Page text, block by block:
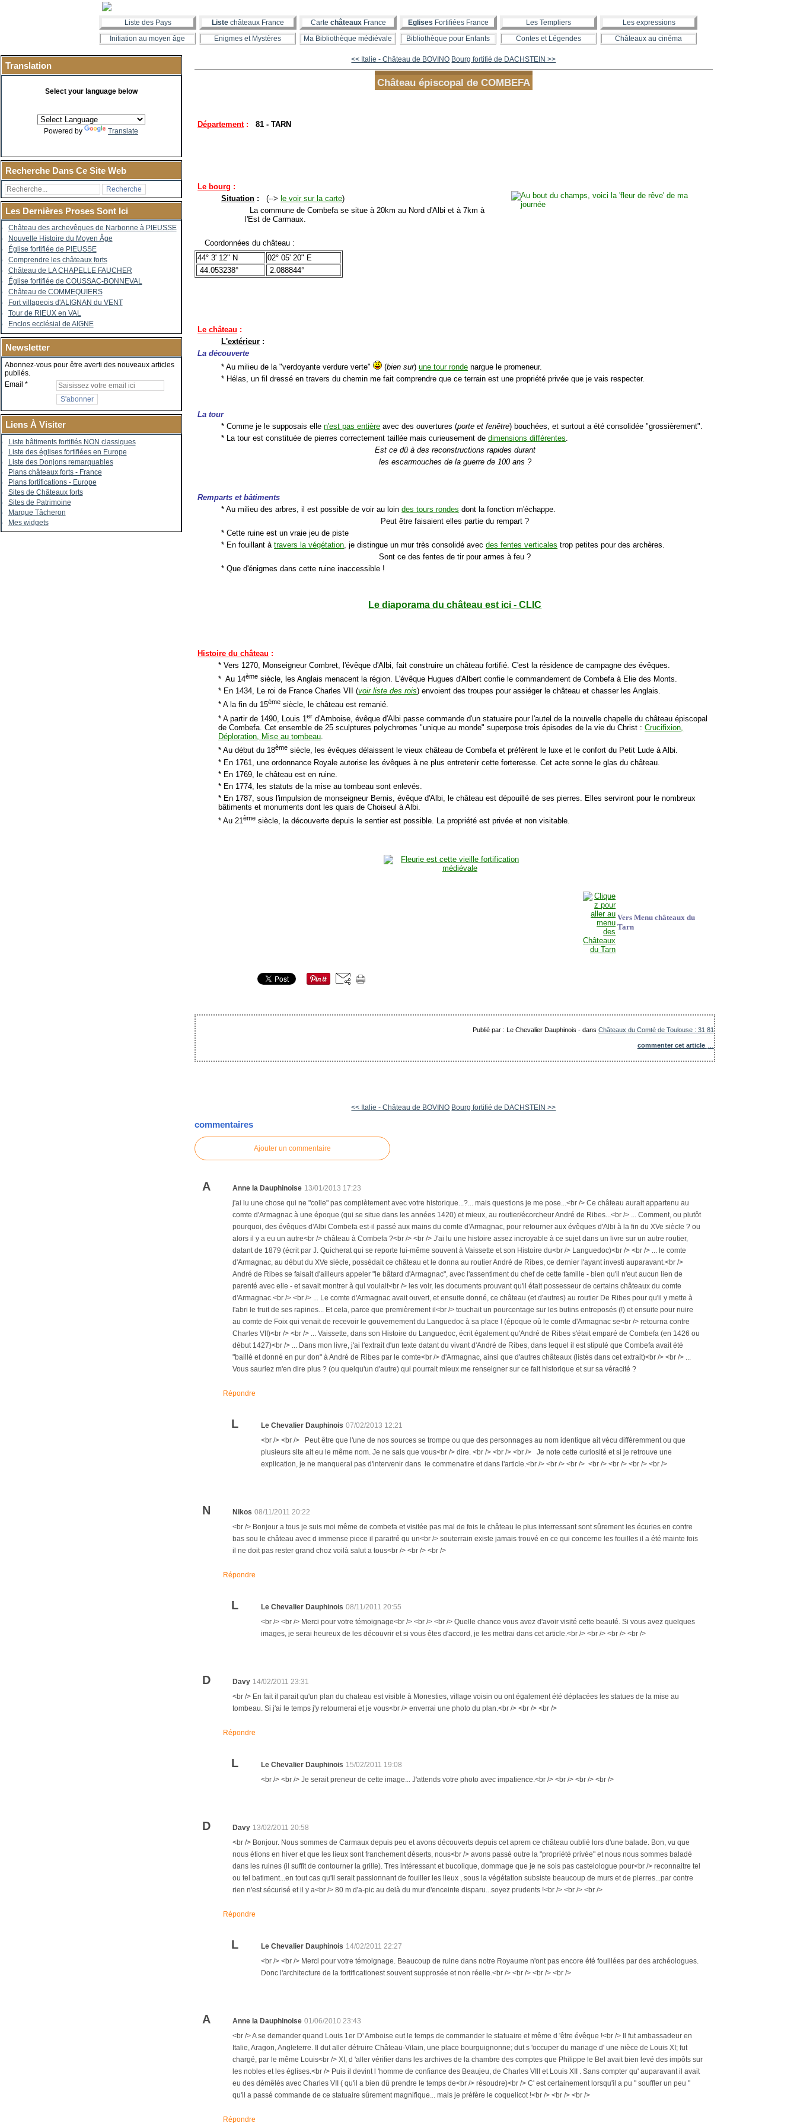
Liste des Pays Liste châteaux France Carte châteauxFrance Eglises Fortifiées France Les Templiers
Les expressions
Initiation au moyen âge
Enigmes et Mystères Ma Bibliothèque médiévale Bibliothèque pour Enfants Contes et Légendes Châteaux au cinéma
Translation
Select your language below
Powered by Translate
Recherche Dans Ce Site Web
Les Dernières Proses Sont Ici
Château des archevêques de Narbonne à PIEUSSE
Nouvelle Histoire du Moyen Âge
Église fortifiée de PIEUSSE
Comprendre les châteaux forts
Château de LA CHAPELLE FAUCHER
Église fortifiée de COUSSAC-BONNEVAL
Château de COMMEQUIERS
Fort villageois d'ALIGNAN du VENT
Tour de RIEUX en VAL
Enclos ecclésial de AIGNE
Newsletter
Abonnez-vous pour être averti des nouveaux articles
publiés.
Email
Liens À Visiter
Liste bâtiments fortifiés NON classiques
Liste des églises fortifiées en Europe
Liste des Donjons remarquables
Plans châteaux forts - France
Plans fortifications - Europe
Sites de Châteaux forts
Sites de Patrimoine
Marque Tâcheron
Mes widgets
<< Italie - Château de BOVINO Bourg fortifié de DACHSTEIN >>
Château épiscopal de COMBEFA
Département: 81 - TARN
Le bourg :
Situation : (--> le voir sur la carte)
La commune de Combefa se situe à 20km au Nord d'Albi et à 7km à
l'Est de Carmaux.
Coordonnées du château :
44° 3' 12" N
02° 05' 20" E
44.053238°
2.088844°
Le château :
L'extérieur :
La découverte
* Au milieu de la "verdoyante verdure verte"
(bien sur)une tour ronde nargue le promeneur.
* Hélas, un fil dressé en travers du chemin me fait comprendre que ce terrain est une propriété privée que je vais respecter.
La tour
* Comme je le supposais ellen'est pas entière avec des ouvertures (porte et fenêtre) bouchées, et surtout a été consolidée "grossièrement".
* La tour est constituée de pierres correctement taillée mais curieusement dedimensions différentes
Est ce dû à des reconstructions rapides durant
les escarmouches de la guerre de 100 ans ?
Remparts et bâtiments
* Au milieu des arbres, il est possible de voir au loindes tours rondes dont la fonction m'échappe.
Peut être faisaient elles partie du rempart ?
* Cette ruine est un vraie jeu de piste
* En fouillant àtravers la végétation , je distingue un mur très consolidé avecdes fentes verticales trop petites pour des archères.
Sont ce des fentes de tir pour armes à feu ?
* Que d'énigmes dans cette ruine inaccessible !
Le diaporama du château est ici - CLIC
Histoire du château :
* Vers 1270, Monseigneur Combret, l'évêque d'Albi, fait construire un château fortifié. C'est la résidence de campagne des évêques.
* Au 14ème siècle, les Anglais menacent la région. L'évêque Hugues d'Albert confie le commandement de Combefa à Elie des Monts.
* En 1434, Le roi de France Charles VII (voir liste des rois) envoient des troupes pour assiéger le château et chasser les Anglais.
* A la fin du 15ème siècle, le château est remanié.
* A partir de 1490, Louis 1er d'Amboise, évêque d'Albi passe commande d'un statuaire pour l'autel de la nouvelle chapelle du château épiscopal
de Combefa. Cet ensemble de 25 sculptures polychromes "unique au monde" superpose trois épisodes de la vie du Christ :Crucifixion,
Déploration, Mise au tombeau.
* Au début du 18ème siècle, les évêques délaissent le vieux château de Combefa et préfèrent le luxe et le confort du Petit Lude à Albi.
* En 1761, une ordonnance Royale autorise les évêques à ne plus entretenir cette forteresse. Cet acte sonne le glas du château.
* En 1769, le château est en ruine.
* En 1774, les statuts de la mise au tombeau sont enlevés.
* En 1787, sous l'impulsion de monseigneur Bernis, évêque d'Albi, le château est dépouillé de ses pierres. Elles serviront pour le nombreux
bâtiments et monuments dont les quais de Choiseul à Albi.
* Au 21ème siècle, la découverte depuis le sentier est possible. La propriété est privée et non visitable.
Vers Menu châteaux du
Tarn
Publié par : Le Chevalier Dauphinois -dans Châteaux du Comté de Toulouse : 31 81
commenter cet article
<< Italie - Château de BOVINO Bourg fortifié de DACHSTEIN >>
commentaires
Ajouter un commentaire
A Anne la Dauphinoise 13/01/2013 17:23
j'ai lu une chose qui ne "colle" pas complètement avec votre historique...?... mais questions je me pose...<br /> Ce château aurait appartenu au
comte d'Armagnac à une époque (qui se situe dans les années 1420) et mieux, au routier/écorcheur André de Ribes...<br /> ... Comment, ou plutôt
pourquoi, des évêques d'Albi Combefa est-il passé aux mains du comte d'Armagnac, pour retourner aux évêques d'Albi à la fin du XVe siècle ? ou
alors il y a eu un autre<br /> château à Combefa ?<br /> <br /> J'ai lu une histoire assez incroyable à ce sujet dans un livre sur un autre routier,
datant de 1879 (écrit par J. Quicherat qui se reporte lui-même souvent à Vaissette et son Histoire du<br /> Languedoc)<br /> <br /> ... le comte
d'Armagnac, au début du XVe siècle, possédait ce château et le donna au routier André de Ribes, ce dernier l'ayant investi auparavant.<br />
André de Ribes se faisait d'ailleurs appeler "le bâtard d'Armagnac", avec l'assentiment du chef de cette famille - bien qu'il n'eut aucun lien de
parenté avec elle - et savait montrer à qui voulait<br /> les voir, les documents prouvant qu'il était possesseur de certains châteaux du comte
d'Armagnac.<br /> <br /> ... Le comte d'Armagnac avait ouvert, et ensuite donné, ce château (et d'autres) au routier De Ribes pour qu'il y mette à
l'abri le fruit de ses rapines... Et cela, parce que premièrement il<br /> touchait un pourcentage sur les butins entreposés (!) et ensuite pour nuire
au comte de Foix qui venait de recevoir le gouvernement du Languedoc à sa place ! (époque où le comte d'Armagnac se<br /> retourna contre
Charles VII)<br /> <br /> ... Vaissette, dans son Histoire du Languedoc, écrit également qu'André de Ribes s'était emparé de Combefa (en 1426 ou
début 1427)<br /> ... Dans mon livre, j'ai l'extrait d'un texte datant du vivant d'André de Ribes, dans lequel il est stipulé que Combefa avait été
"baillé et donné en pur don" à André de Ribes par le comte<br /> d'Armagnac, ainsi que d'autres châteaux (listés dans cet extrait)<br /> <br /> ...
Vous sauriez m'en dire plus ? (ou quelqu'un d'autre) qui pourrait mieux me renseigner sur ce fait historique et sur sa véracité ?
Répondre
L Le Chevalier Dauphinois 07/02/2013 12:21
<br /> <br /> Peut être que l'une de nos sources se trompe ou que des personnages au nom identique ait vécu différemment ou que
plusieurs site ait eu le même nom. Je ne sais que vous<br /> dire. <br /> <br /> <br /> Je note cette curiosité et si je retrouve une
explication, je ne manquerai pas d'intervenir dans le commenatire et dans l'article.<br /> <br /> <br /> <br /> <br /> <br /> <br />
N Nikos 08/11/2011 20:22
<br /> Bonjour a tous je suis moi même de combefa et visitée pas mal de fois le château le plus interressant sont sûrement les écuries en contre
bas sou le château avec d immense piece il paraitré qu un<br /> souterrain existe jamais trouvé en ce qui concerne les fouilles il a été mainte fois
il ne doit pas rester grand choz voilà salut a tous<br /> <br /> <br />
Répondre
L Le Chevalier Dauphinois 08/11/2011 20:55
<br /> <br /> Merci pour votre témoignage<br /> <br /> <br /> Quelle chance vous avez d'avoir visité cette beauté. Si vous avez quelques
images, je serai heureux de les découvrir et si vous êtes d'accord, je les mettrai dans cet article.<br /> <br /> <br /> <br />
D Davy 14/02/2011 23:31
<br /> En fait il parait qu'un plan du chateau est visible à Monesties, village voisin ou ont également été déplacées les statues de la mise au
tombeau. Si j'ai le temps j'y retournerai et je vous<br /> enverrai une photo du plan.<br /> <br /> <br />
Répondre
L Le Chevalier Dauphinois 15/02/2011 19:08
<br /> <br /> Je serait preneur de cette image... J'attends votre photo avec impatience.<br /> <br /> <br /> <br />
D Davy 13/02/2011 20:58
<br /> Bonjour. Nous sommes de Carmaux depuis peu et avons découverts depuis cet aprem ce château oublié lors d'une balade. Bon, vu que
nous étions en hiver et que les lieux sont franchement déserts, nous<br /> avons passé outre la "propriété privée" et nous nous sommes baladé
dans les ruines (il suffit de contourner la grille). Tres intéressant et bucolique, dommage que je ne sois pas castelologue pour<br /> reconnaitre tel
ou tel batiment...en tout cas qu'il serait passionnant de fouiller les lieux , sous la végétation subsiste beaucoup de murs et de pierres...par contre
rien n'est sécurisé et il y a<br /> 80 m d'a-pic au delà du mur d'enceinte disparu...soyez prudents !<br /> <br /> <br />
Répondre
L Le Chevalier Dauphinois 14/02/2011 22:27
<br /> <br /> Merci pour votre témoignage. Beaucoup de ruine dans notre Royaume n'ont pas encore été fouillées par des archéologues.
Donc l'architecture de la fortificationest souvent supprosée et non réelle.<br /> <br /> <br /> <br />
A Anne la Dauphinoise 01/06/2010 23:43
<br /> A se demander quand Louis 1er D' Amboise eut le temps de commander le statuaire et même d 'être évêque !<br /> Il fut ambassadeur en
Italie, Aragon, Angleterre. Il dut aller détruire Château-Vilain, une place bourguignonne; dut s 'occuper du mariage d' une nièce de Louis XI; fut
chargé, par le même Louis<br /> XI, d 'aller vérifier dans les archives de la chambre des comptes que Philippe le Bel avait bien levé des impôts sur
les nobles et les églises.<br /> Puis il devint l 'homme de confiance des Beaujeu, de Charles VIII et Louis XII . Sans compter qu' auparavant il avait
eu des démêlés avec Charles VII ( qu'il a bien dû prendre le temps de<br /> résoudre)<br /> C' est certainement lorsqu'il a pu " souffler un peu "
qu'il a passé commande de ce statuaire sûrement magnifique... mais je préfère le coquelicot !<br /> <br /> <br />
Répondre